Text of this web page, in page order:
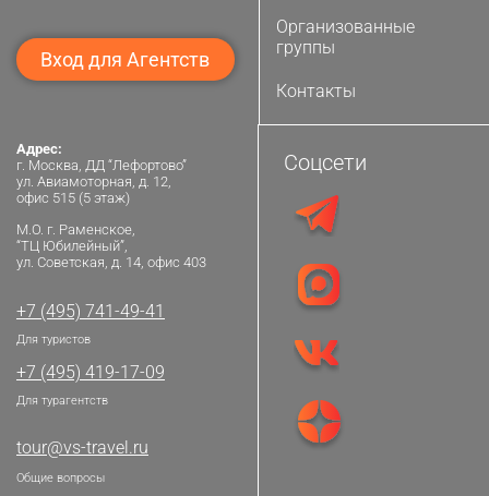
Вход для Агентств
Организованные
группы
Контакты
Адрес:
г. Москва, ДД “Лефортово”
ул. Авиамоторная, д. 12,
офис 515 (5 этаж)
М.О. г. Раменское,
“ТЦ Юбилейный”,
ул. Советская, д. 14, офис 403
+7 (495) 741-49-41
Для туристов
+7 (495) 419-17-09
Для турагентств
tour@vs-travel.ru
Общие вопросы
Соцсети